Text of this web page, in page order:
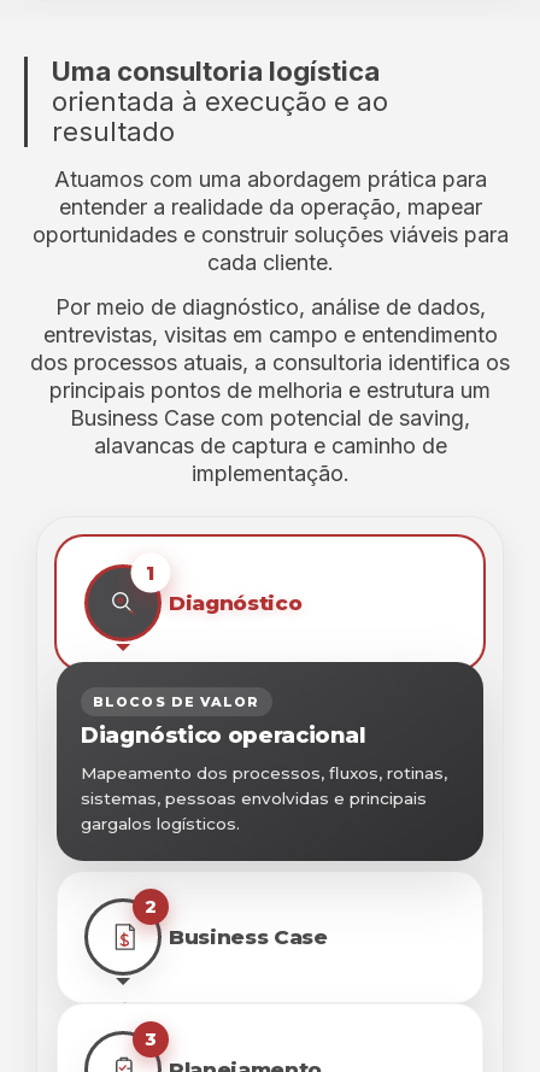
Uma consultoria logística
orientada à execução e ao
resultado
Atuamos com uma abordagem prática para
entender a realidade da operação, mapear
oportunidades e construir soluções viáveis para
cada cliente.
Por meio de diagnóstico, análise de dados,
entrevistas, visitas em campo e entendimento
dos processos atuais, a consultoria identifica os
principais pontos de melhoria e estrutura um
Business Case com potencial de saving,
alavancas de captura e caminho de
implementação.
1
Diagnóstico
BLOCOS DE VALOR
Diagnóstico operacional
Mapeamento dos processos, fluxos, rotinas,
sistemas, pessoas envolvidas e principais
gargalos logísticos.
2
Business Case
3